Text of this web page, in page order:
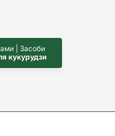
кукурудзи